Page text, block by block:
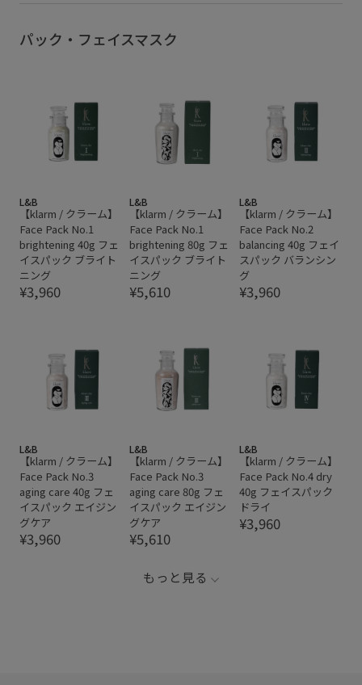
パック・フェイスマスク
L&B
【klarm / クラーム】
Face Pack No.1
brightening 40g フェ
イスパック ブライト
ニング
¥3,960
L&B
【klarm / クラーム】
Face Pack No.1
brightening 80g フェ
イスパック ブライト
ニング
¥5,610
L&B
【klarm / クラーム】
Face Pack No.2
balancing 40g フェイ
スパック バランシン
グ
¥3,960
L&B
【klarm / クラーム】
Face Pack No.3
aging care 40g フェ
イスパック エイジン
グケア
¥3,960
L&B
【klarm / クラーム】
Face Pack No.3
aging care 80g フェ
イスパック エイジン
グケア
¥5,610
L&B
【klarm / クラーム】
Face Pack No.4 dry
40g フェイスパック
ドライ
¥3,960
もっと見る